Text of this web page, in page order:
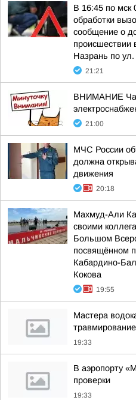
В 16:45 по мск
обработки
сообщение о
происшествии
Назрань по
21:21
ВНИМАНИЕ
21:00
МЧС России
должна
движения
20:18
Махмуд-Али
своими
Большом
посвящённом
Кабардино-
Кокова
19:55
Мастера
19:33
В аэропорту
проверки
19:33